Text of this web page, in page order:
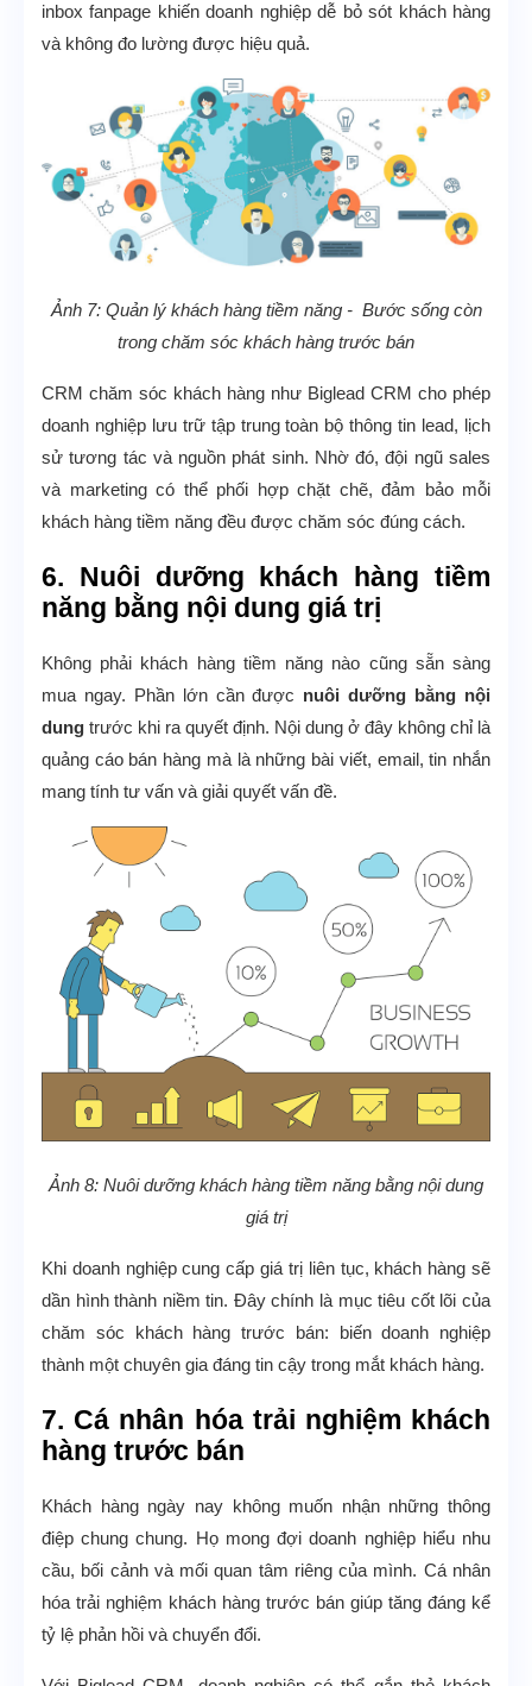
inbox fanpage khiến doanh nghiệp dễ bỏ sót khách hàng
và không đo lường được hiệu quả.
Ảnh 7: Quản lý khách hàng tiềm năng - Bước sống còn
trong chăm sóc khách hàng trước bán
CRM chăm sóc khách hàng như Biglead CRM cho phép
doanh nghiệp lưu trữ tập trung toàn bộ thông tin lead, lịch
sử tương tác và nguồn phát sinh. Nhờ đó, đội ngũ sales
và marketing có thể phối hợp chặt chẽ, đảm bảo mỗi
khách hàng tiềm năng đều được chăm sóc đúng cách.
6. Nuôi dưỡng khách hàng tiềm
năng bằng nội dung giá trị
Không phải khách hàng tiềm năng nào cũng sẵn sàng
mua ngay. Phần lớn cần được nuôi dưỡng bằng nội
dung trước khi ra quyết định. Nội dung ở đây không chỉ là
quảng cáo bán hàng mà là những bài viết, email, tin nhắn
mang tính tư vấn và giải quyết vấn đề.
Ảnh 8: Nuôi dưỡng khách hàng tiềm năng bằng nội dung
giá trị
Khi doanh nghiệp cung cấp giá trị liên tục, khách hàng sẽ
dần hình thành niềm tin. Đây chính là mục tiêu cốt lõi của
chăm sóc khách hàng trước bán: biến doanh nghiệp
thành một chuyên gia đáng tin cậy trong mắt khách hàng.
7. Cá nhân hóa trải nghiệm khách
hàng trước bán
Khách hàng ngày nay không muốn nhận những thông
điệp chung chung. Họ mong đợi doanh nghiệp hiểu nhu
cầu, bối cảnh và mối quan tâm riêng của mình. Cá nhân
hóa trải nghiệm khách hàng trước bán giúp tăng đáng kể
tỷ lệ phản hồi và chuyển đổi.